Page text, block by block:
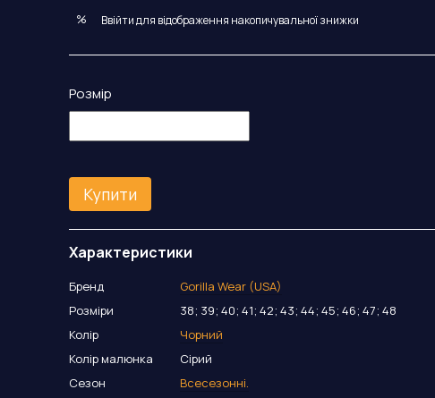
% Ввійтидля відображення накопичувальної знижки
Розмір
Купити
Характеристики
Бренд
Gorilla Wear (USA)
Розміри
38; 39; 40; 41; 42; 43; 44; 45; 46; 47; 48
Колір
Чорний
Колір малюнка
Сірий
Сезон
Всесезонні.